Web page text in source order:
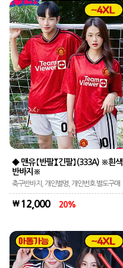
◆ 맨유 【반팔】【긴팔】 (333A) ※흰색
반바지※
축구반바지, 개인별명, 개인번호 별도구매
12,000 20